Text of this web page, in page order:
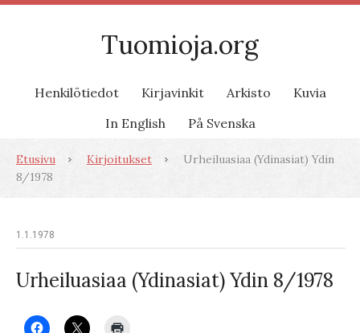
Tuomioja.org
Henkilötiedot Kirjavinkit Arkisto
Kuvia
In English
På Svenska
Etusivu Kirjoitukset
Urheiluasiaa (Ydinasiat) Ydin
8/1978
1.1.1978
Urheiluasiaa (Ydinasiat) Ydin 8/1978